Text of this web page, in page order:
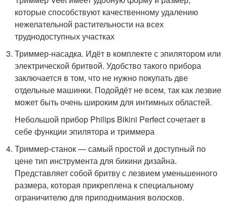
которые способствуют качественному удалению
нежелательной растительности на всех
труднодоступных участках
Триммер-насадка. Идёт в комплекте с эпилятором или
электрической бритвой. Удобство такого прибора
заключается в том, что не нужно покупать две
отдельные машинки. Подойдёт не всем, так как лезвие
может быть очень широким для интимных областей.
Небольшой прибор Philips Bikini Perfect сочетает в
себе функции эпилятора и триммера
Триммер-станок — самый простой и доступный по
цене тип инструмента для бикини дизайна.
Представляет собой бритву с лезвием уменьшенного
размера, которая прикреплена к специальному
ограничителю для приподнимания волосков.